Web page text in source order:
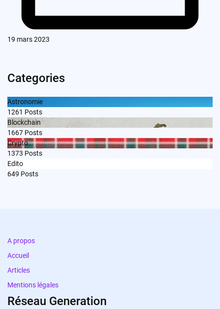
19 mars 2023
Categories
Astronomie
1261 Posts
Blockchain
1667 Posts
Crypto
1373 Posts
Edito
649 Posts
A propos
Accueil
Articles
Mentions légales
Réseau Generation